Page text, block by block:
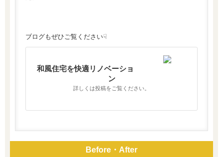
ブログもぜひご覧ください☟
和風住宅を快適リノベーショ
ン
詳しくは投稿をご覧ください。
Before・After